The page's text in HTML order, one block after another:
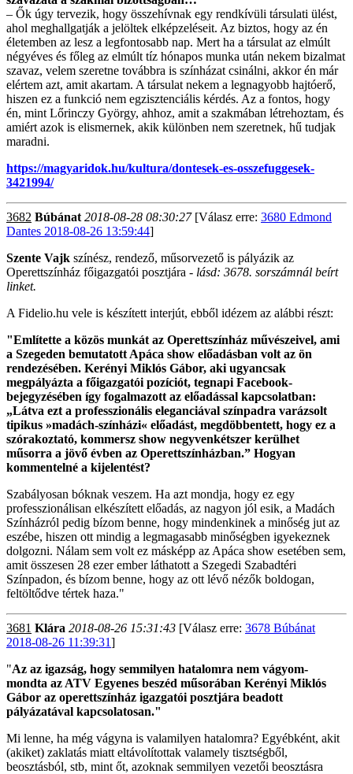
– Ők úgy tervezik, hogy összehívnak egy rendkívüli társulati ülést,
ahol meghallgatják a jelöltek elképzeléseit. Az biztos, hogy az én
életemben az lesz a legfontosabb nap. Mert ha a társulat az elmúlt
négyéves és főleg az elmúlt tíz hónapos munka után nekem bizalmat
szavaz, velem szeretne továbbra is színházat csinálni, akkor én már
elértem azt, amit akartam. A társulat nekem a legnagyobb hajtóerő,
hiszen ez a funkció nem egzisztenciális kérdés. Az a fontos, hogy
én, mint Lőrinczy György, ahhoz, amit a szakmában létrehoztam, és
amiért azok is elismernek, akik különben nem szeretnek, hű tudjak
maradni.
https://magyaridok.hu/kultura/dontesek-es-osszefuggesek-
3421994/
3682 Búbánat 2018-08-28 08:30:27[Válasz erre: 3680 Edmond
Dantes 2018-08-26 13:59:44]
Szente Vajk színész, rendező, műsorvezető is pályázik az
Operettszínház főigazgatói posztjára - lásd: 3678. sorszámnál beírt
linket.
A Fidelio.hu vele is készített interjút, ebből idézem az alábbi részt:
"Említette a közös munkát az Operettszínház művészeivel, ami
a Szegeden bemutatott Apáca show előadásban volt az ön
rendezésében. Kerényi Miklós Gábor, aki ugyancsak
megpályázta a főigazgatói pozíciót, tegnapi Facebook-
bejegyzésében így fogalmazott az előadással kapcsolatban:
„Látva ezt a professzionális eleganciával színpadra varázsolt
tipikus »madách-színházi« előadást, megdöbbentett, hogy ez a
szórakoztató, kommersz show negyvenkétszer kerülhet
műsorra a jövő évben az Operettszínházban.” Hogyan
kommentelné a kijelentést?
Szabályosan bóknak veszem. Ha azt mondja, hogy ez egy
professzionálisan elkészített előadás, az nagyon jól esik, a Madách
Színházról pedig bízom benne, hogy mindenkinek a minőség jut az
eszébe, hiszen ott mindig a legmagasabb minőségben igyekeznek
dolgozni. Nálam sem volt ez másképp az Apáca show esetében sem,
amit összesen 28 ezer ember láthatott a Szegedi Szabadtéri
Színpadon, és bízom benne, hogy az ott lévő nézők boldogan,
feltöltődve tértek haza."
3681 Klára 2018-08-26 15:31:43 [Válasz erre: 3678 Búbánat
2018-08-26 11:39:31]
"Az az igazság, hogy semmilyen hatalomra nem vágyom-
mondta az ATV Egyenes beszéd műsorában Kerényi Miklós
Gábor az operettszínház igazgatói posztjára beadott
pályázatával kapcsolatosan."
Mi lenne, ha még vágyna is valamilyen hatalomra? Egyébként, akit
(akiket) zaklatás miatt eltávolítottak valamely tisztségből,
beosztásból, stb, mint őt, azoknak semmilyen vezetői beosztásra